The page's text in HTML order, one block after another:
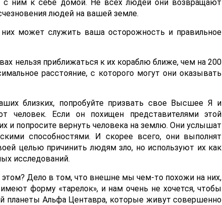
с ним к себе домой. Не всех людей они возвращают
людей на вашей земле.
может служить ваша осторожность и правильное
нельзя приближаться к их кораблю ближе, чем на 200
расстояние, с которого могут они оказывать
близких, попробуйте призвать свое Высшее Я и
человек. Если он похищен представителями этой
и попросите вернуть человека на землю. Они услышат
способностями. И скорее всего, они выполнят
целью причинить людям зло, но используют их как
исследований.
Дело в том, что внешне мы чем-то похожи на них,
форму «тарелок», и нам очень не хочется, чтобы
планеты Альфа Центавра, которые живут совершенно